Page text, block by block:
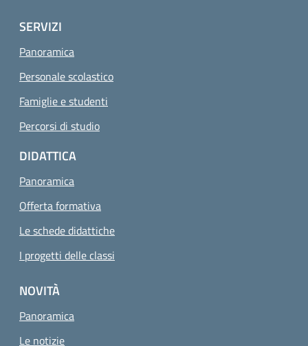
SERVIZI
Panoramica
Personale scolastico
Famiglie e studenti
Percorsi di studioPagina attuale
DIDATTICA
Panoramica
Offerta formativa
Le schede didattiche
I progetti delle classi
NOVITÀ
Panoramica
Le notizie